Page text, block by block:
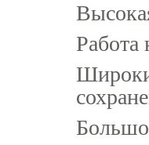
Работа